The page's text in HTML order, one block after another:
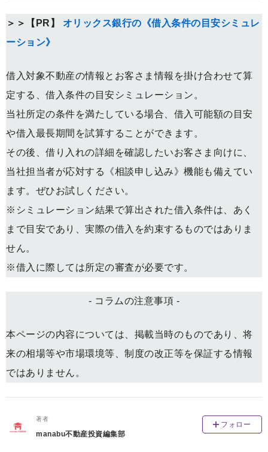
＞＞【PR】 オリックス銀行の《借入条件の目安シミュレ
ーション》
借入対象不動産の情報とお客さま情報を掛け合わせて算
定する、借入条件の目安シミュレーション。
当社所定の条件を満たしている場合、借入可能額の目安
や借入最長期間を試算することができます。
その後、借り入れの詳細を確認したいお客さま向けに、
当社担当者が応対する《相談申し込み》機能も備えてい
ます。ぜひお試しください。
※シミュレーション結果で算出された借入条件は、あく
まで目安であり、実際の借入を約束するものではありま
せん。
※借入に際しては所定の審査が必要です。
- コラムの注意事項 -
本ページの内容については、掲載当時のものであり、将
来の相場等や市場環境等、制度の改正等を保証する情報
ではありません。
著者
manabu不動産投資編集部
フォロー